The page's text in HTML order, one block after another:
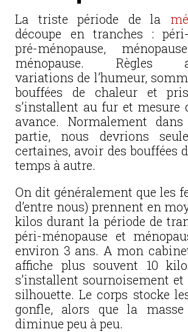
La triste période de la
découpe en tranches : péri-
pré-ménopause,
ménopause. Règles
variations de l’humeur,
bouffées de chaleur et
s’installent au fur et mesure
avance. Normalement
partie, nous devrions
certaines, avoir des bouffées
temps à autre.
On dit généralement que les
d’entre nous) prennent en
kilos durant la période de
péri-ménopause et
environ 3 ans. A mon
affiche plus souvent 10
s’installent sournoisement
silhouette. Le corps stocke
gonfle, alors que la masse
diminue peu à peu.